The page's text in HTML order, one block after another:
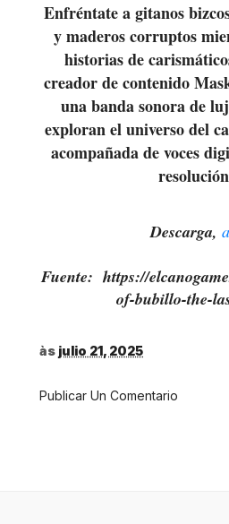
Enfréntate a gitanos
y maderos corruptos
historias de
creador de contenido
una banda sonora de
exploran el universo del
acompañada de voces
Descarga,
Fuente: https://
of-bubillo-the-
às julio 21, 2025
Publicar Un Comentario